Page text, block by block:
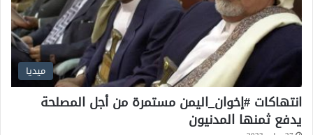
ف
ت
ح
ميديا
انتهاكات #إخوان_اليمن مستمرة من أجل المصلحة
يدفع ثمنها المدنيون